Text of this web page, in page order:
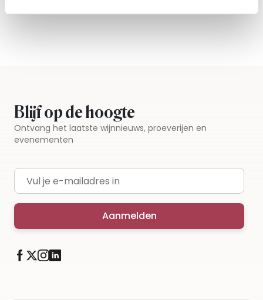
Blijf op de hoogte
Ontvang het laatste wijnnieuws, proeverijen en
evenementen
E-mailadres
Aanmelden